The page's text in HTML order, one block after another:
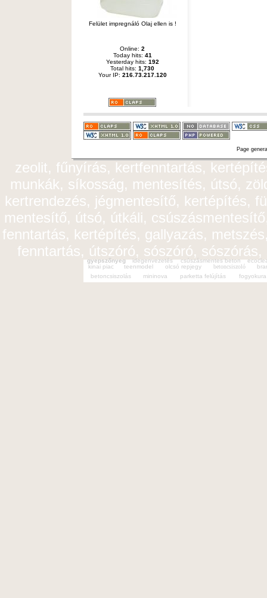
Felület impregnáló Olaj ellen is !
Online: 2
Today hits: 41
Yesterday hits: 192
Total hits: 1,730
Your IP: 216.73.217.120
Page
zeolit, fűnyírás, kertfenntartás,
munkák, síkosság, mentesítés, útsó,
kertrendezés, jégmentesítő, kertépítés,
mentesítő, útsó, útkáli,
fenntartás, kertépítés, gallyazás,
fenntartás, útszóró, sószóró,
gyepszőnyeg idegenvezetés csúszásmentes beton
kinai piac
teenmodel olcsó repjegy betoncsiszoló
betoncsiszolás
mininova parketta felújítás fogyokura